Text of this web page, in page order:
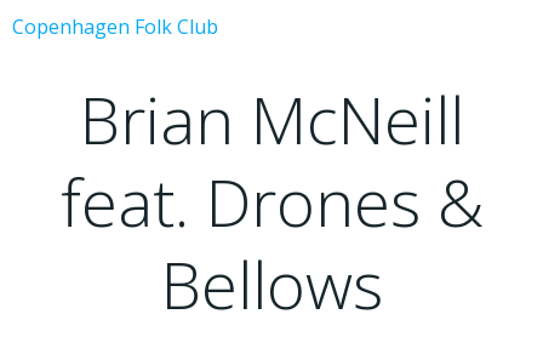
Copenhagen Folk Club
Brian McNeill
feat. Drones &
Bellows